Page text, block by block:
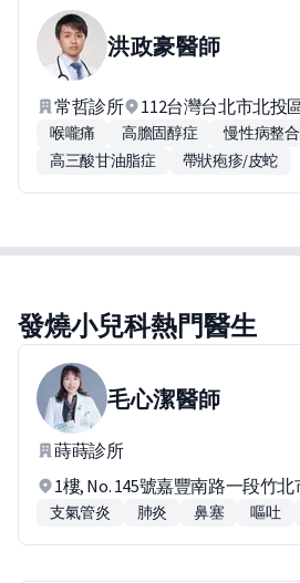
洪政豪醫師
常哲診所 112台灣台北市北投
喉嚨痛 高膽固醇症
慢性病整
高三酸甘油脂症
帶狀疱疹/皮蛇
發燒小兒科熱門醫生
毛心潔醫師
蒔蒔診所
1樓, No. 145號嘉豐南路一段竹
支氣管炎 肺炎 鼻塞 嘔吐